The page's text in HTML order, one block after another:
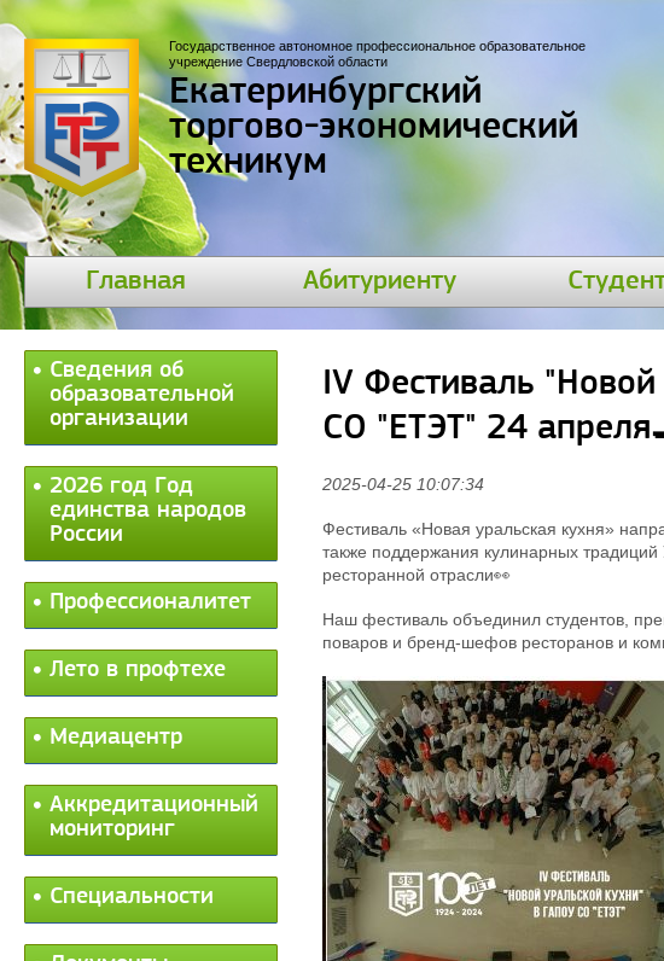
Государственное автономное профессиональное образовательное
учреждение Свердловской области
Екатеринбургский
торгово-экономический
техникум
Главная Абитуриенту
Сведения об
образовательной
организации
2026 год Год
единства народов
России
Профессионалитет
Лето в профтехе
Медиацентр
Аккредитационный
мониторинг
Специальности
IV Фестиваль
СО "ЕТЭТ" 24
2025-04-25 10:07:34
Фестиваль «Новая уральская кухня»
также поддержания кулинарных
ресторанной отрасли👀
Наш фестиваль объединил студентов,
поваров и бренд-шефов ресторанов и